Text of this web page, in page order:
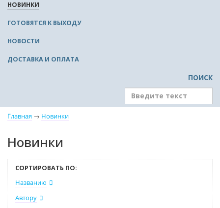
НОВИНКИ
ГОТОВЯТСЯ К ВЫХОДУ
НОВОСТИ
ДОСТАВКА И ОПЛАТА
ПОИСК
Главная → Новинки
Новинки
СОРТИРОВАТЬ ПО:
Названию
Автору